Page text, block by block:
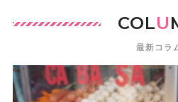
COLU
最新コラ